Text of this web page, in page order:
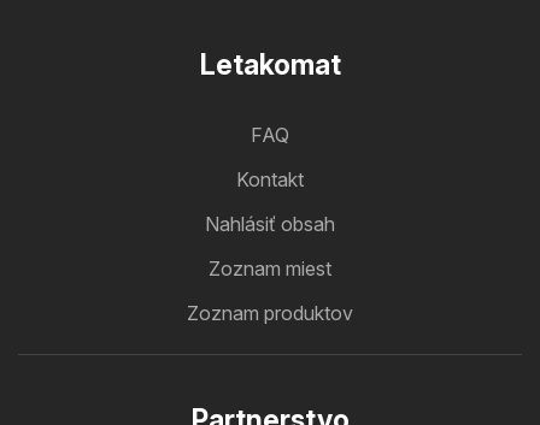
Letakomat
FAQ
Kontakt
Nahlásiť obsah
Zoznam miest
Zoznam produktov